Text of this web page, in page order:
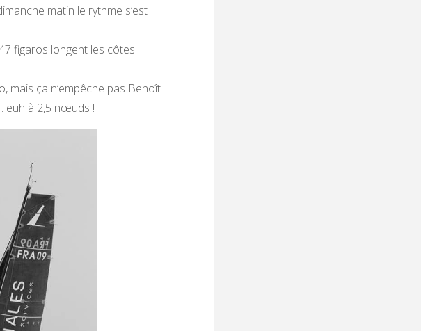
matin le rythme s’est
figaros longent les côtes
mais ça n’empêche pas Benoît
euh à 2,5 nœuds !